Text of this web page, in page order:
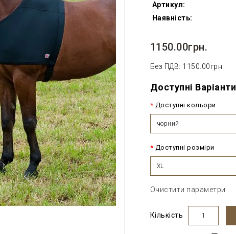
Артикул:
Наявність:
1150.00грн.
Без ПДВ: 1150.00грн.
Доступні Варіанти
Доступні кольори
чорний
Доступні розміри
XL
Очистити параметри
Кількість